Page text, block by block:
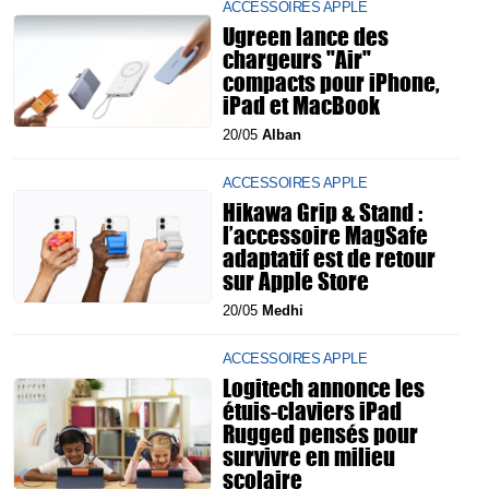
ACCESSOIRES APPLE
Ugreen lance des
chargeurs "Air"
compacts pour iPhone,
iPad et MacBook
20/05 Alban
ACCESSOIRES APPLE
Hikawa Grip & Stand :
l’accessoire MagSafe
adaptatif est de retour
sur Apple Store
20/05 Medhi
ACCESSOIRES APPLE
Logitech annonce les
étuis-claviers iPad
Rugged pensés pour
survivre en milieu
scolaire